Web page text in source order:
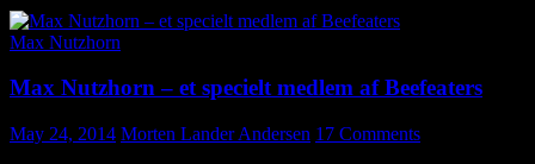
Max Nutzhorn
Max Nutzhorn – et specielt medlem af Beefeaters
May 24, 2014 Morten Lander Andersen 17 Comments